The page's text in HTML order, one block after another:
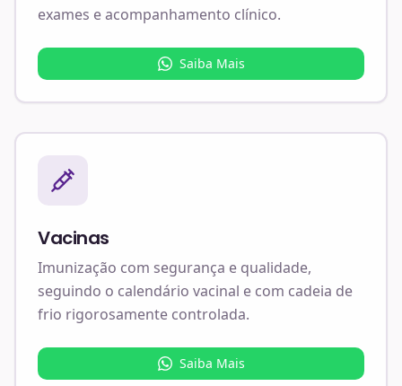
exames e acompanhamento clínico.
Saiba Mais
Vacinas
Imunização com segurança e qualidade,
seguindo o calendário vacinal e com cadeia de
frio rigorosamente controlada.
Saiba Mais